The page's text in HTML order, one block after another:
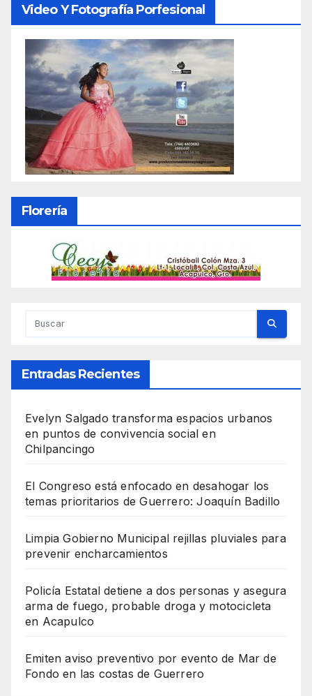
Video Y Fotografía Porfesional
Florería
Entradas Recientes
Evelyn Salgado transforma espacios urbanos
en puntos de convivencia social en
Chilpancingo
El Congreso está enfocado en desahogar los
temas prioritarios de Guerrero: Joaquín Badillo
Limpia Gobierno Municipal rejillas pluviales para
prevenir encharcamientos
Policía Estatal detiene a dos personas y asegura
arma de fuego, probable droga y motocicleta
en Acapulco
Emiten aviso preventivo por evento de Mar de
Fondo en las costas de Guerrero